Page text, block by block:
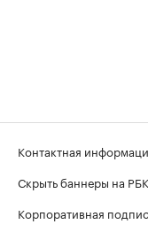
Контактная
Скрыть баннеры на РБК
Корпоративная